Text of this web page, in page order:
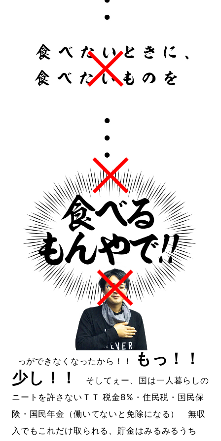
っができなくなったから！！
もっ！！
少し！！
そしてぇー、国は一人暮らしの
ニートを許さないＴＴ 税金8%・住民税・国民保
険・国民年金（働いてないと免除になる） 無収
入でもこれだけ取られる、貯金はみるみるうち